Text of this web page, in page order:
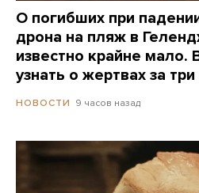
О погибших при
дрона на пляж в
известно крайне мало.
узнать о жертвах за
НОВОСТИ 9 часов назад